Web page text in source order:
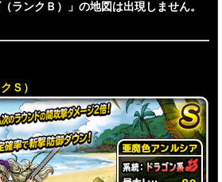
ランクＢ）」の地図は出現しません。
Ｓ）